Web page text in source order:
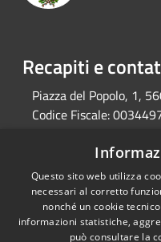
Recapiti e
Piazza del Popolo, 1,
Codice Fiscale:
0586 697327
Pec:
RSS
Questo sito web utilizza
necessari al corretto
nonché un cookie
informazioni statistiche,
può consultare la